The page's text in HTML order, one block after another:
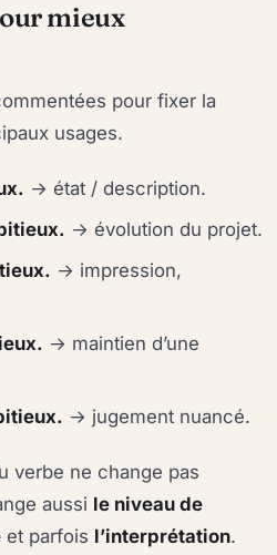
mieux
pour fixer la
usages.
→ état / description.
→ évolution du projet.
→ impression,
→ maintien d’une
→ jugement nuancé.
verbe ne change pas
aussi le niveau de
et parfois l’interprétation.